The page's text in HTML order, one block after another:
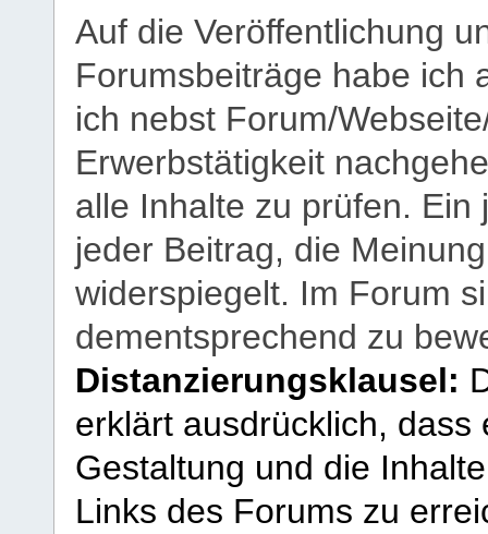
Auf die Veröffentlichung
Forumsbeiträge habe ich
ich nebst Forum/
Erwerbstätigkeit
alle Inhalte zu prüfen.
jeder Beitrag, die
widerspiegelt. Im Forum
dementsprechend zu
Distanzierungsklausel:
erklärt ausdrücklich,
Gestaltung und die
Links des Forums zu